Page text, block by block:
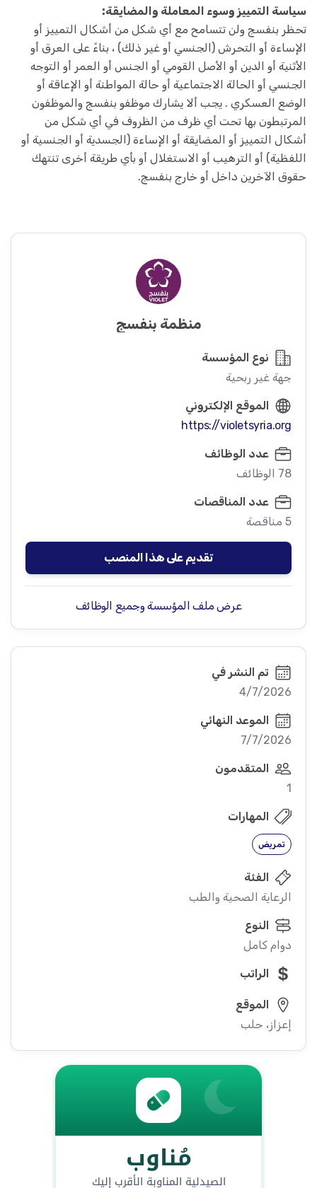
سياسة التمييز وسوء المعاملة والمضايقة:
تحظر بنفسج ولن تتسامح مع أي شكل من أشكال التمييز أو
الإساءة أو التحرش (الجنسي أو غير ذلك) ، بناءً على العرق أو
الأثنية أو الدين أو الأصل القومي أو الجنس أو العمر أو التوجه
الجنسي أو الحالة الاجتماعية أو حالة المواطنة أو الإعاقة أو
الوضع العسكري . يجب ألا يشارك موظفو بنفسج والموظفون
المرتبطون بها تحت أي ظرف من الظروف في أي شكل من
أشكال التمييز أو المضايقة أو الإساءة (الجسدية أو الجنسية أو
اللفظية) أو الترهيب أو الاستغلال أو بأي طريقة أخرى تنتهك
حقوق الآخرين داخل أو خارج بنفسج.
منظمة بنفسج
نوع المؤسسة
جهة غير ربحية
الموقع الإلكتروني
https://violetsyria.org
عدد الوظائف
78 الوظائف
عدد المناقصات
5 مناقصة
تقديم على هذا المنصب
عرض ملف المؤسسة وجميع الوظائف
تم النشر في
4/7/2026
الموعد النهائي
7/7/2026
المتقدمون
1
المهارات
تمريض
الفئة
الرعاية الصحية والطب
النوع
دوام كامل
الراتب
الموقع
إعزاز، حلب